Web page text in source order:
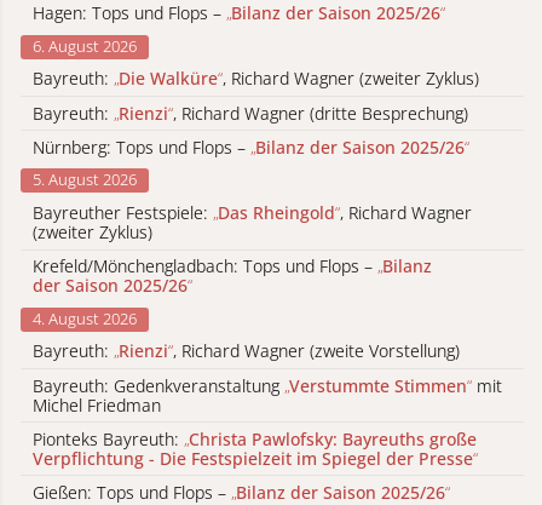
Hagen: Tops und Flops – „Bilanz der Saison 2025/26“
6. August 2026
Bayreuth: „Die Walküre“, Richard Wagner (zweiter Zyklus)
Bayreuth: „Rienzi“, Richard Wagner (dritte Besprechung)
Nürnberg: Tops und Flops – „Bilanz der Saison 2025/26“
5. August 2026
Bayreuther Festspiele: „Das Rheingold“, Richard Wagner
(zweiter Zyklus)
Krefeld/Mönchengladbach: Tops und Flops – „Bilanz
der Saison 2025/26“
4. August 2026
Bayreuth: „Rienzi“, Richard Wagner (zweite Vorstellung)
Bayreuth: Gedenkveranstaltung „Verstummte Stimmen“ mit
Michel Friedman
Pionteks Bayreuth: „Christa Pawlofsky: Bayreuths große
Verpflichtung - Die Festspielzeit im Spiegel der Presse“
Gießen: Tops und Flops – „Bilanz der Saison 2025/26“